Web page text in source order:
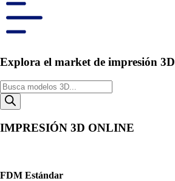
Explora el market de impresión 3D
Búsqueda
de
productos
IMPRESIÓN 3D ONLINE
FDM Estándar